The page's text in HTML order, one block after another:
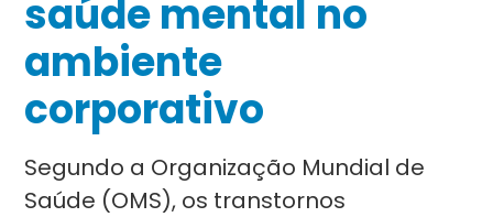
saúde mental no
ambiente
corporativo
Segundo a Organização Mundial de
Saúde (OMS), os transtornos